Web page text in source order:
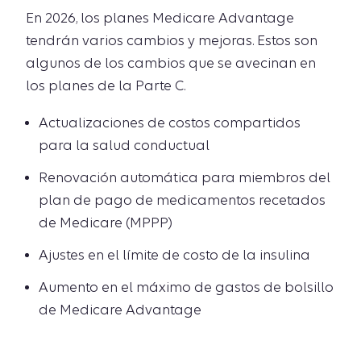
En 2026, los planes Medicare Advantage
tendrán varios cambios y mejoras. Estos son
algunos de los cambios que se avecinan en
los planes de la Parte C.
Actualizaciones de costos compartidos
para la salud conductual
Renovación automática para miembros del
plan de pago de medicamentos recetados
de Medicare (MPPP)
Ajustes en el límite de costo de la insulina
Aumento en el máximo de gastos de bolsillo
de Medicare Advantage